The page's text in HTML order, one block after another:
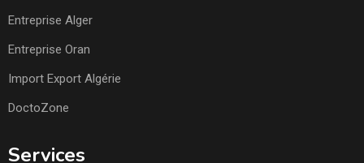
Entreprise Alger
Entreprise Oran
Import Export Algérie
DoctoZone
Services